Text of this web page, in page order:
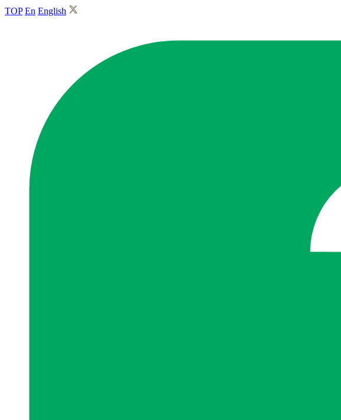
TOP En English